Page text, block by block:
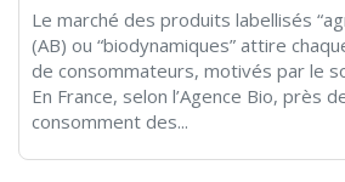
Le marché des produits labellisés
(AB) ou “biodynamiques” attire
de consommateurs, motivés par le
En France, selon l’Agence Bio, près
consomment des...